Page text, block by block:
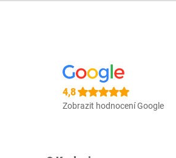
4,8
Zobrazit hodnocení Google